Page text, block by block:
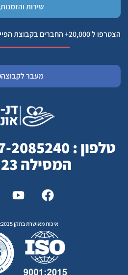
שירות והזמנות
הצטרפו ל 20,000+ החברים בקבוצת הפייסבוק שלנו ״מטפלים בהורים
מעבר לקבוצה
המסילה 23 , נשר
איכות מאושרת בתקן ISO 9001:2015